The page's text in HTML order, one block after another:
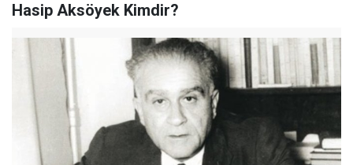
Hasip Aksöyek Kimdir?